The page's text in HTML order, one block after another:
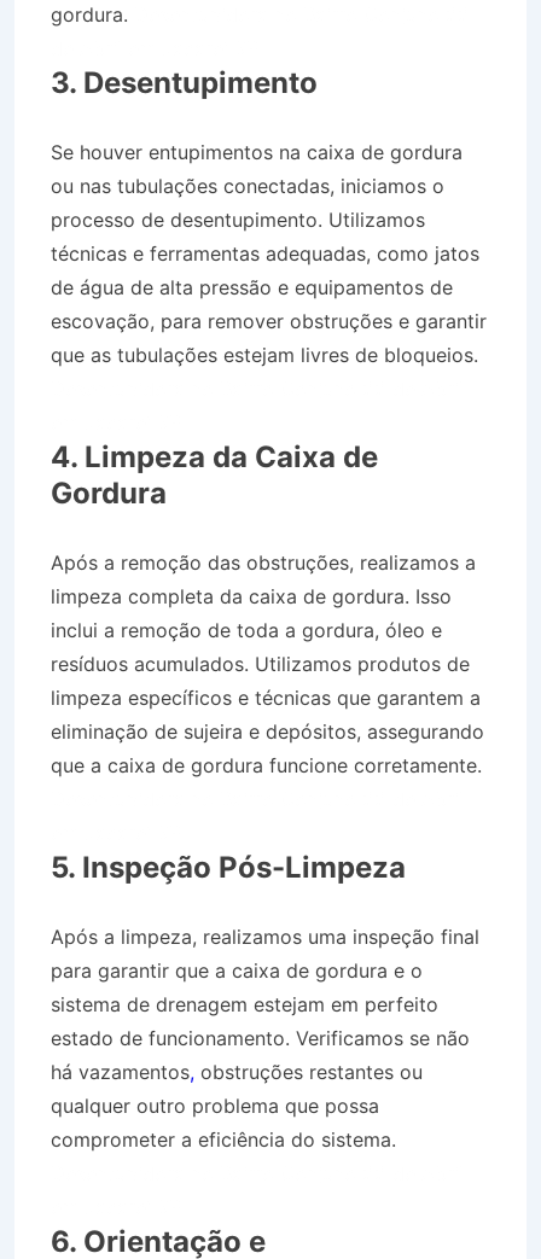
gordura.
3. Desentupimento
Se houver entupimentos na caixa de gordura
ou nas tubulações conectadas, iniciamos o
processo de desentupimento. Utilizamos
técnicas e ferramentas adequadas, como jatos
de água de alta pressão e equipamentos de
escovação, para remover obstruções e garantir
que as tubulações estejam livres de bloqueios.
4. Limpeza da Caixa de
Gordura
Após a remoção das obstruções, realizamos a
limpeza completa da caixa de gordura. Isso
inclui a remoção de toda a gordura, óleo e
resíduos acumulados. Utilizamos produtos de
limpeza específicos e técnicas que garantem a
eliminação de sujeira e depósitos, assegurando
que a caixa de gordura funcione corretamente.
5. Inspeção Pós-Limpeza
Após a limpeza, realizamos uma inspeção final
para garantir que a caixa de gordura e o
sistema de drenagem estejam em perfeito
estado de funcionamento. Verificamos se não
há vazamentos, obstruções restantes ou
qualquer outro problema que possa
comprometer a eficiência do sistema.
6. Orientação e